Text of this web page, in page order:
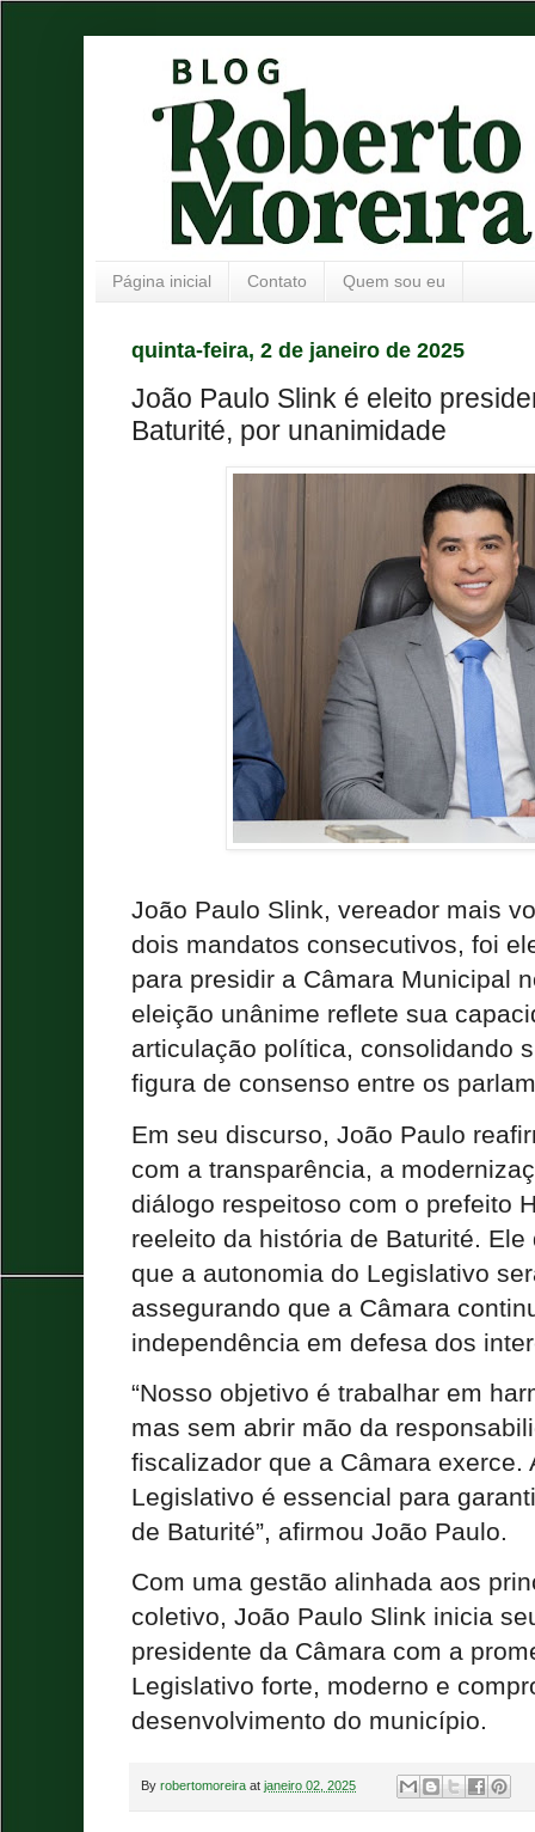
Página inicial Contato Quem sou eu
quinta-feira, 2 de janeiro de 2025
João Paulo Slink é eleito
Baturité, por unanimidade
João Paulo Slink, vereador mais
dois mandatos consecutivos, foi
para presidir a Câmara Municipal
eleição unânime reflete sua
articulação política, consolidando
figura de consenso entre os
Em seu discurso, João Paulo
com a transparência, a
diálogo respeitoso com o prefeito
reeleito da história de Baturité.
que a autonomia do Legislativo
assegurando que a Câmara
independência em defesa dos
“Nosso objetivo é trabalhar em
mas sem abrir mão da
fiscalizador que a Câmara exerce.
Legislativo é essencial para
de Baturité”, afirmou João Paulo.
Com uma gestão alinhada aos
coletivo, João Paulo Slink inicia
presidente da Câmara com a
Legislativo forte, moderno e
desenvolvimento do município.
By robertomoreira at janeiro 02, 2025